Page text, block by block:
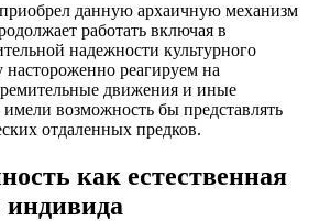
данную архаичную механизм
работать включая в
надежности культурного
реагируем на
движения и иные
возможность бы представлять
отдаленных предков.
как естественная
индивида